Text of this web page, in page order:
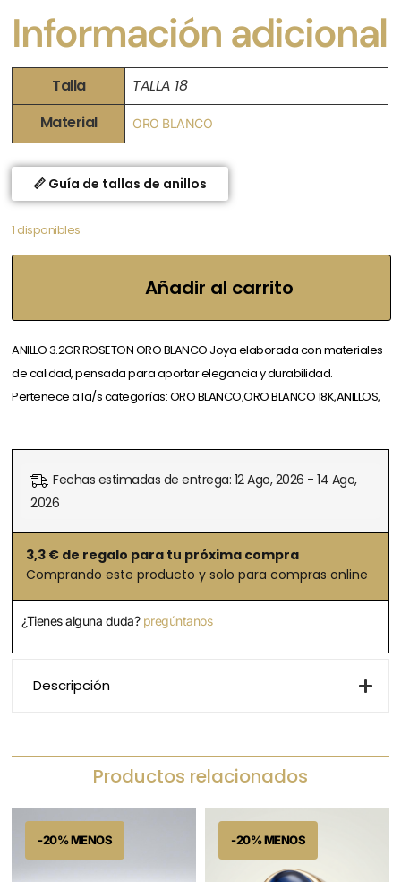
Información adicional
Talla
TALLA 18
Material
ORO BLANCO
📏 Guía de tallas de anillos
1 disponibles
Añadir al carrito
ANILLO 3.2GR ROSETON ORO BLANCO Joya elaborada con materiales
de calidad, pensada para aportar elegancia y durabilidad.
Pertenece a la/s categorías: ORO BLANCO,ORO BLANCO 18K,ANILLOS,
Fechas estimadas de entrega: 12 Ago, 2026 - 14 Ago,
2026
3,3 € de regalo para tu próxima compra
Comprando este producto y solo para compras online
¿Tienes alguna duda? pregúntanos
Descripción
Productos relacionados